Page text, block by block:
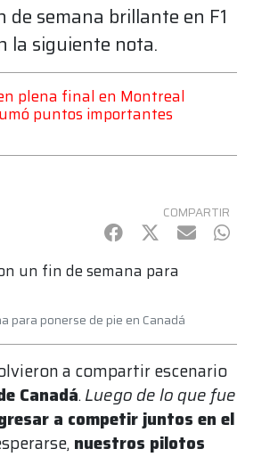
semana brillante en F1
la siguiente nota.
plena final en Montreal
puntos importantes
COMPARTIR
Facebook
Twitter
mail
para ponerse de pie en Canadá
a compartir escenario
Canadá.Luego de lo que fue
a competir juntos en el
nuestros pilotos